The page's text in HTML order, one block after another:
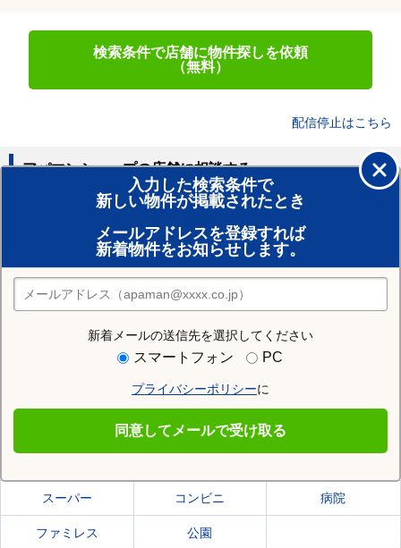
検索条件で店舗に物件探しを依頼
（無料）
配信停止はこちら
入力した検索条件で
新しい物件が掲載されたとき
メールアドレスを登録すれば
新着物件をお知らせします。
新着メールの送信先を選択してください
スマートフォン PC
プライバシーポリシーに
同意してメールで受け取る
アパマンショップの店舗に相談する
賃貸のプロがお部屋探し！
おまかせ物件リクエスト
住みたい街の店舗を探す
店舗検索
住む街研究所で猿島郡境町の情報を見る
猿島郡境町の施設一覧
スーパー コンビニ 病院
ファミレス 公園